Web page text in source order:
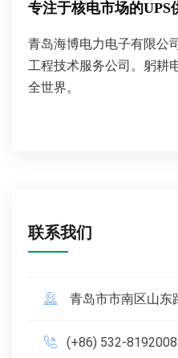
专注于核电市场的UPS
青岛海博电力电子有限公
工程技术服务公司。躬耕
全世界。
联系我们
青岛市市南区山东
(+86) 532-